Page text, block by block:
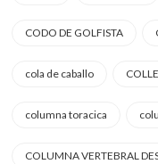
CODO DE GOLFISTA
cola de caballo
columna toracica
COLUMNA VERTEBRAL